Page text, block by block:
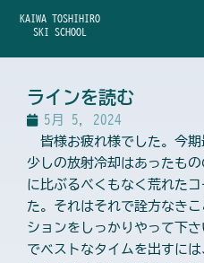
KAIWA TOSHIHIRO
SKI SCHOOL
ラインを読む
5月 5, 2024
皆様お疲れ様でした。今期
少しの放射冷却はあったも
に比ぶるべくもなく荒れた
た。それはそれで詮方なき
ションをしっかりやって下
でベストなタイムを出すに